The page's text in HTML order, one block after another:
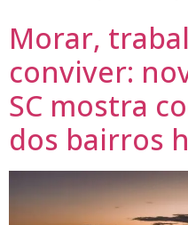
Morar,
conviver:
SC mostra
dos bairros